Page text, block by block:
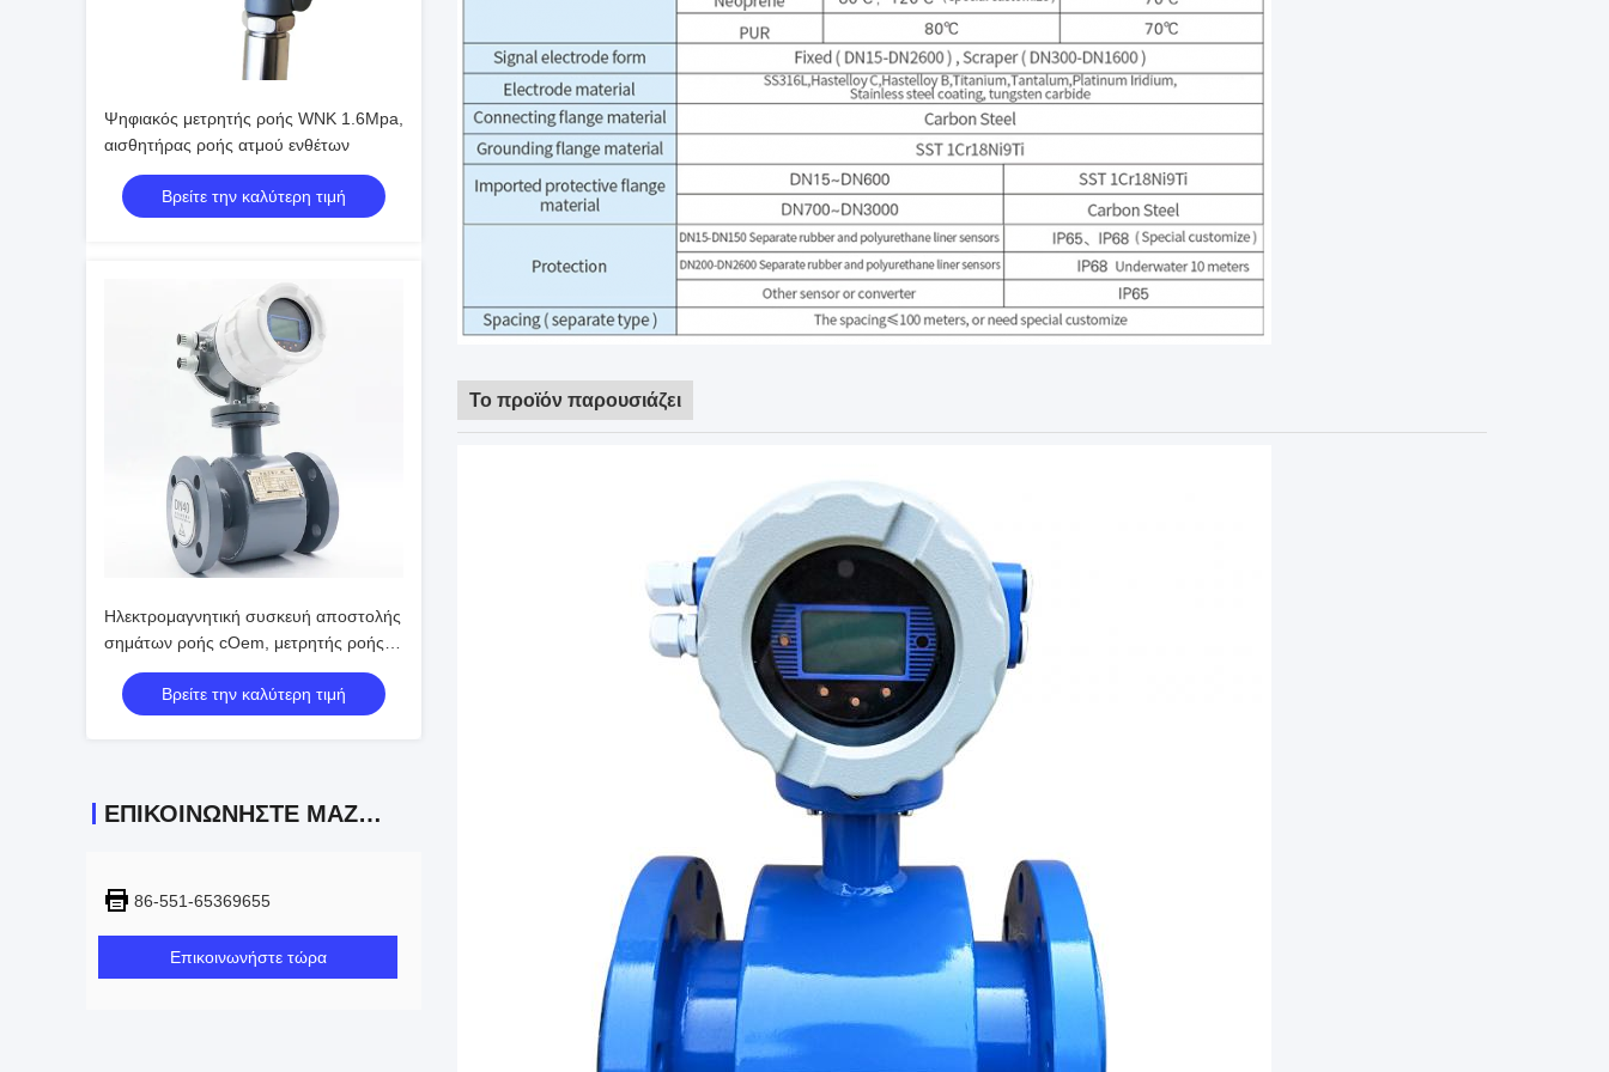
Ψηφιακός μετρητής ροής WNK 1.6Mpa,
αισθητήρας ροής ατμού ενθέτων
Βρείτε την καλύτερη τιμή
Ηλεκτρομαγνητική συσκευή αποστολής
σημάτων ροής cOem, μετρητής ροής
αερίου RS485
Βρείτε την καλύτερη τιμή
ΕΠΙΚΟΙΝΩΝΉΣΤΕ ΜΑΖΊ ΜΑΣ
86-551-65369655
Επικοινωνήστε τώρα
Το προϊόν παρουσιάζει